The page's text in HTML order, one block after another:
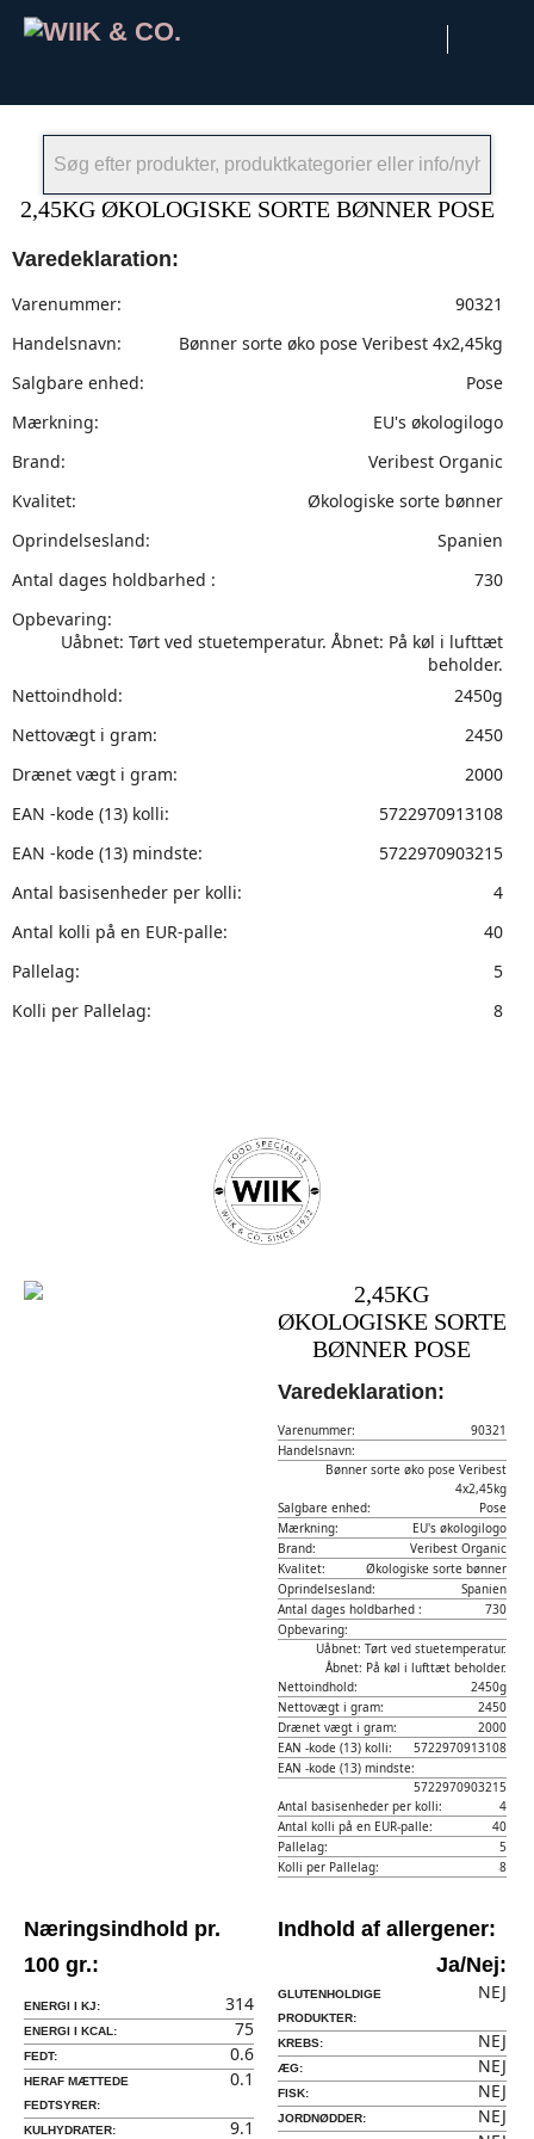
2,45KG ØKOLOGISKE SORTE BØNNER POSE
Varedeklaration:
Varenummer:
90321
Handelsnavn:
Bønner sorte øko pose Veribest 4x2,45kg
Salgbare enhed:
Pose
Mærkning:
EU's økologilogo
Brand:
Veribest Organic
Kvalitet:
Økologiske sorte bønner
Oprindelsesland:
Spanien
Antal dages holdbarhed :
730
Opbevaring:
Uåbnet: Tørt ved stuetemperatur. Åbnet: På køl i lufttæt
beholder.
Nettoindhold:
2450g
Nettovægt i gram:
2450
Drænet vægt i gram:
2000
EAN -kode (13) kolli:
5722970913108
EAN -kode (13) mindste:
5722970903215
Antal basisenheder per kolli:
4
Antal kolli på en EUR-palle:
40
Pallelag:
5
Kolli per Pallelag:
8
2,45KG
ØKOLOGISKE SORTE
BØNNER POSE
Varedeklaration:
Varenummer:
90321
Handelsnavn:
Bønner sorte øko pose Veribest
4x2,45kg
Salgbare enhed:
Pose
Mærkning:
EU's økologilogo
Brand:
Veribest Organic
Kvalitet:
Økologiske sorte bønner
Oprindelsesland:
Spanien
Antal dages holdbarhed :
730
Opbevaring:
Uåbnet: Tørt ved stuetemperatur.
Åbnet: På køl i lufttæt beholder.
Nettoindhold:
2450g
Nettovægt i gram:
2450
Drænet vægt i gram:
2000
EAN -kode (13) kolli:
5722970913108
EAN -kode (13) mindste:
5722970903215
Antal basisenheder per kolli:
4
Antal kolli på en EUR-palle:
40
Pallelag:
5
Kolli per Pallelag:
8
Næringsindhold pr.
100 gr.:
ENERGI I KJ: 314
ENERGI I KCAL: 75
FEDT: 0.6
HERAF MÆTTEDE
FEDTSYRER:
0.1
KULHYDRATER: 9.1
Indhold af allergener:
Ja/Nej:
GLUTENHOLDIGE
PRODUKTER:
NEJ
KREBS: NEJ
ÆG: NEJ
FISK: NEJ
JORDNØDDER: NEJ